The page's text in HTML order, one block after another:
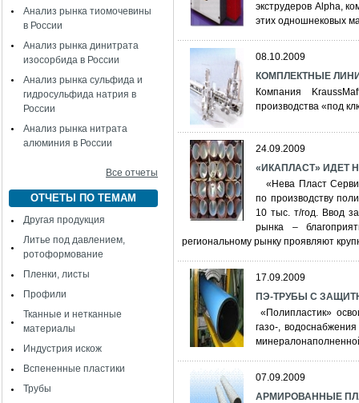
Анализ рынка тиомочевины
в России
Анализ рынка динитрата
изосорбида в России
Анализ рынка сульфида и
гидросульфида натрия в
России
Анализ рынка нитрата
алюминия в России
Все отчеты
ОТЧЕТЫ ПО ТЕМАМ
Другая продукция
Литье под давлением,
ротоформование
Пленки, листы
Профили
Тканные и нетканные
материалы
Индустрия искож
Вспененные пластики
Трубы
экструдеров Alpha,
этих одношнековых
08.10.2009
КОМПЛЕКТНЫЕ
Компания
производства «под
24.09.2009
«ИКАПЛАСТ» ИДЕТ
«Нева Пласт
по производству
10 тыс. т/год. Ввод
рынка –
региональному рынку проявляют
17.09.2009
ПЭ-ТРУБЫ С
«Полипластик»
газо-,
07.09.2009
АРМИРОВАННЫЕ